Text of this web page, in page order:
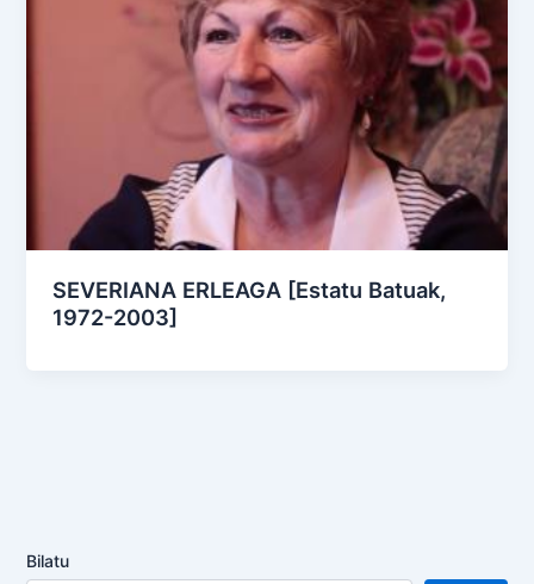
SEVERIANA ERLEAGA [Estatu Batuak,
1972-2003]
Bilatu